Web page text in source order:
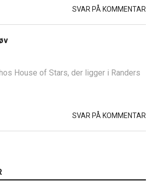
SVAR PÅ KOMMENTAR
House of Stars, der ligger i Randers
SVAR PÅ KOMMENTAR